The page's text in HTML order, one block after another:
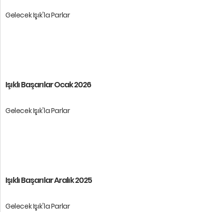
Gelecek Işık'la Parlar
Işıklı Başarılar Ocak 2026
Gelecek Işık'la Parlar
Işıklı Başarılar Aralık 2025
Gelecek Işık'la Parlar